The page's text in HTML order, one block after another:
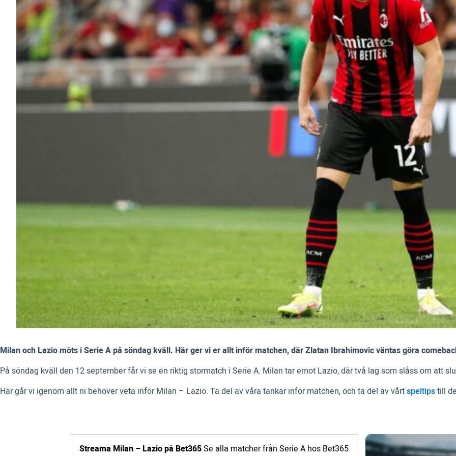
Milan och Lazio möts i Serie A på söndag kväll. Här ger vi er allt inför matchen, där Zlatan Ibrahimovic väntas göra
På söndag kväll den 12 september får vi se en riktig stormatch i Serie A. Milan tar emot Lazio, där två lag som slåss om att
Här går vi igenom allt ni behöver veta inför Milan – Lazio. Ta del av våra tankar inför matchen, och ta del av vårtspeltipstill
Streama Milan – Lazio på Bet365Se alla matcher från Serie A hos Bet365